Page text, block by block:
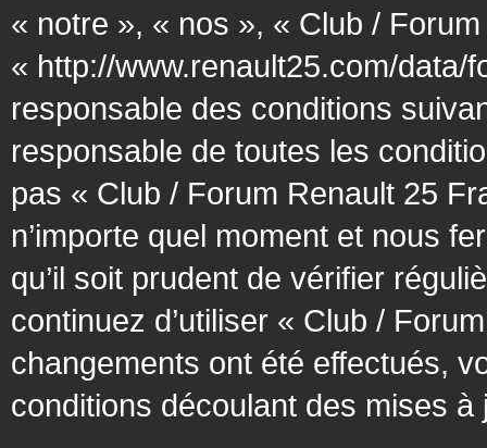
« notre », « nos », « Club /
« http://www.renault25.com/data/
responsable des conditions
responsable de toutes les
pas « Club / Forum Renault 25
n’importe quel moment et nous
qu’il soit prudent de vérifier
continuez d’utiliser « Club /
changements ont été effectués,
conditions découlant des mises